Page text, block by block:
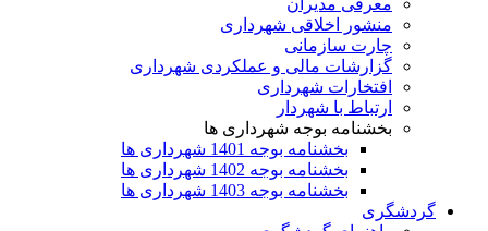
معرفی مدیران
منشور اخلاقی شهرداری
چارت سازمانی
گزارشات مالی و عملکردی شهرداری
افتخارات شهرداری
ارتباط با شهردار
بخشنامه بوجه شهرداری ها
بخشنامه بوجه 1401 شهرداری ها
بخشنامه بوجه 1402 شهرداری ها
بخشنامه بوجه 1403 شهرداری ها
گردشگری